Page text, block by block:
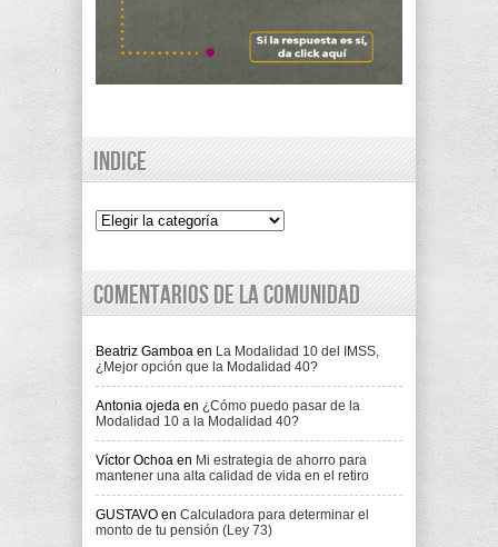
Indice
Indice
Comentarios de la comunidad
Beatriz Gamboa en La Modalidad 10 del IMSS,
¿Mejor opción que la Modalidad 40?
Antonia ojeda en ¿Cómo puedo pasar de la
Modalidad 10 a la Modalidad 40?
Víctor Ochoa en Mi estrategia de ahorro para
mantener una alta calidad de vida en el retiro
GUSTAVO en Calculadora para determinar el
monto de tu pensión (Ley 73)